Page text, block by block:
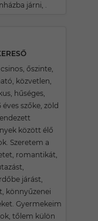
járni, .
őszinte,
közvetlen,
hűséges,
éves szőke, zöld
között élő
Szeretem a
romantikát,
járást,
könnyűzenei
Gyermekeim
tőlem külön